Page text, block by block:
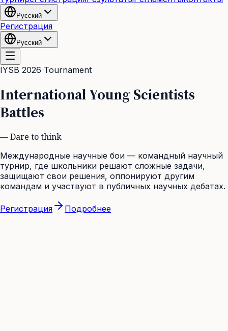
Русский
Регистрация
Русский
IYSB 2026 Tournament
International Young Scientists
Battles
—Dare to think
Международные научные бои — командный научный
турнир, где школьники решают сложные задачи,
защищают свои решения, оппонируют другим
командам и участвуют в публичных научных дебатах.
Регистрация Подробнее